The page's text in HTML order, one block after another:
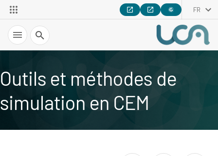
FR
Recherche
Outils et méthodes de
simulation en CEM